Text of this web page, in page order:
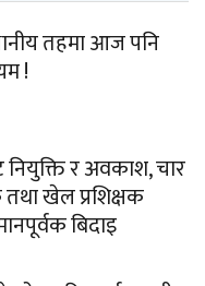
तहमा आज पनि
!
नियुक्ति र अवकाश, चार
खेल प्रशिक्षक
बिदाइ